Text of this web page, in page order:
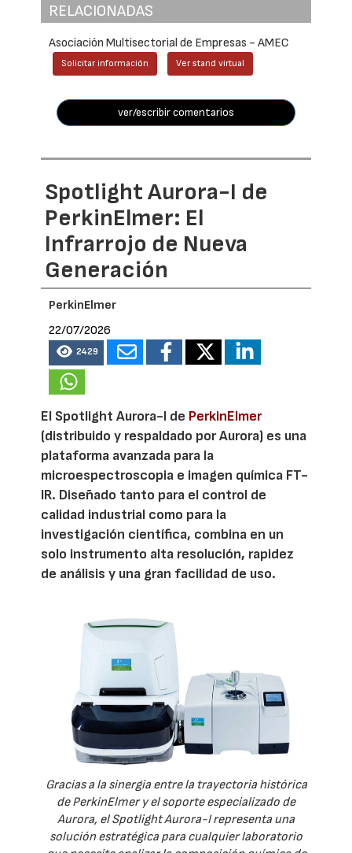
RELACIONADAS
Asociación Multisectorial de Empresas - AMEC
Solicitar información Ver stand virtual
ver/escribir comentarios
Spotlight Aurora-I de
PerkinElmer: El
Infrarrojo de Nueva
Generación
PerkinElmer
22/07/2026
2429
El Spotlight Aurora-I de PerkinElmer
(distribuido y respaldado por Aurora) es una
plataforma avanzada para la
microespectroscopia e imagen química FT-
IR. Diseñado tanto para el control de
calidad industrial como para la
investigación científica, combina en un
solo instrumento alta resolución, rapidez
de análisis y una gran facilidad de uso.
Gracias a la sinergia entre la trayectoria histórica
de PerkinElmer y el soporte especializado de
Aurora, el Spotlight Aurora-I representa una
solución estratégica para cualquier laboratorio